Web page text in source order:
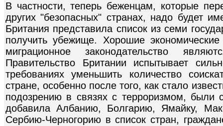
В частности, теперь беженцам, которые
других "безопасных" странах, надо будет
Британия представила список из семи
получить убежище. Хорошие
миграционное законодательство
Правительство Британии испытывает
требованиях уменьшить количество
стране, особенно после того, как стало
подозрению в связях с терроризмом, были
добавила Албанию, Болгарию, Ямайку,
Сербию-Черногорию в список стран,